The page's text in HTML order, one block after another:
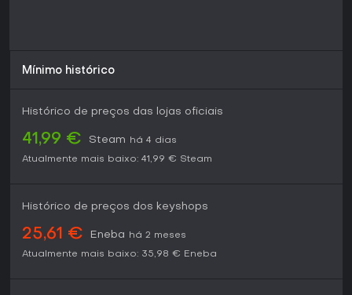
Mínimo histórico
Histórico de preços das lojas oficiais
41,99 € Steam
há 4 dias
Atualmente mais baixo: 41,99 € Steam
Histórico de preços dos keyshops
25,61 € Eneba
há 2 meses
Atualmente mais baixo: 35,98 € Eneba